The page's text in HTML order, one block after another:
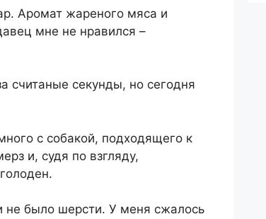
Аромат жареного мяса и
мне не нравился –
считаные секунды, но сегодня
с собакой, подходящего к
и, судя по взгляду,
не было шерсти. У меня сжалось